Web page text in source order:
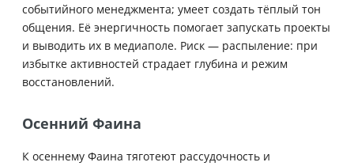
событийного менеджмента; умеет создать тёплый тон
общения. Её энергичность помогает запускать проекты
и выводить их в медиаполе. Риск — распыление: при
избытке активностей страдает глубина и режим
восстановлений.
Осенний Фаина
К осеннему Фаина тяготеют рассудочность и